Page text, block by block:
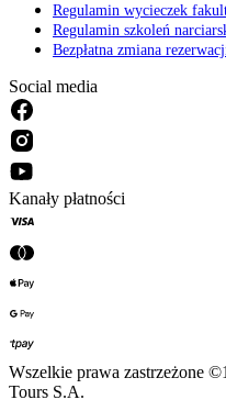
Regulamin wycieczek
Regulamin szkoleń
Bezpłatna zmiana
Social media
Kanały płatności
Wszelkie prawa zastrzeżone
Tours S.A.